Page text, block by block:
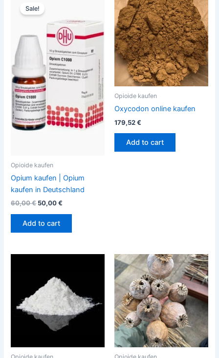
Sale!
Opioide kaufen
Opium kaufen | Opium
kaufen in Deutschland
60,00€
price
was:
60,00 €.
50,00€
50,00 €.
Add to cart
Opioide kaufen
Oxycodon online kaufen
179,52€
Add to cart